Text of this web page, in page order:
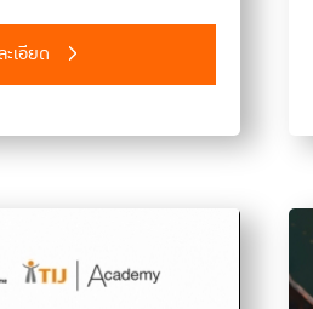
าสิ่งแวดล้อม ได้แก่ การจัดการ
ารเปลี่ยนแปลงสภาพภูมิอากาศ
อมอย่างเป็นระบบ อันเป็นการ
ะเอียด